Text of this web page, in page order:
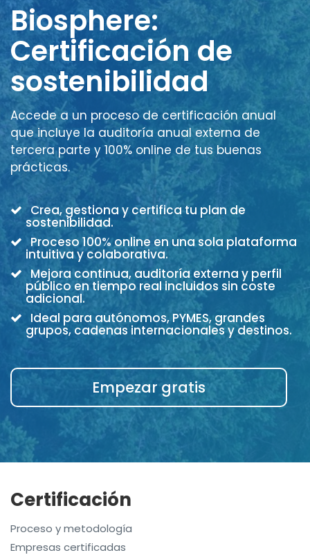
Biosphere:
Certificación de
sostenibilidad
Accede a un proceso de certificación anual
que incluye la auditoría anual externa de
tercera parte y 100% online de tus buenas
prácticas.
Crea, gestiona y certifica tu plan de
sostenibilidad.
Proceso 100% online en una sola plataforma
intuitiva y colaborativa.
Mejora continua, auditoría externa y perfil
público en tiempo real incluidos sin coste
adicional.
Ideal para autónomos, PYMES, grandes
grupos, cadenas internacionales y destinos.
Empezar gratis
Certificación
Proceso y metodología
Empresas certificadas